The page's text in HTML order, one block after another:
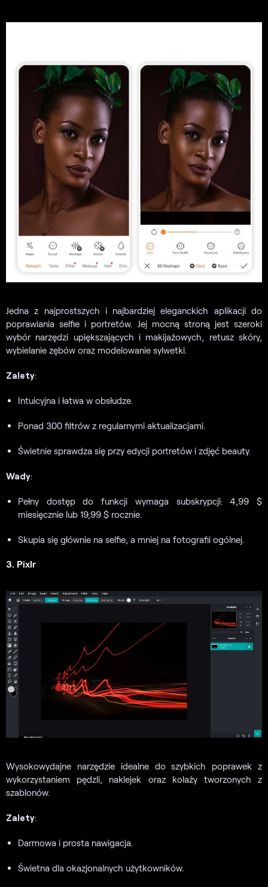
Jedna z najprostszych i najbardziej eleganckich aplikacji do
poprawiania selfie i portretów. Jej mocną stroną jest szeroki
wybór narzędzi upiększających i makijażowych, retusz skóry,
wybielanie zębów oraz modelowanie sylwetki.
Zalety:
Intuicyjna i łatwa w obsłudze.
Ponad 300 filtrów z regularnymi aktualizacjami.
Świetnie sprawdza się przy edycji portretów i zdjęć beauty.
Wady:
Pełny dostęp do funkcji wymaga subskrypcji: 4,99 $
miesięcznie lub 19,99 $ rocznie.
Skupia się głównie na selfie, a mniej na fotografii ogólnej.
3. Pixlr
Wysokowydajne narzędzie idealne do szybkich poprawek z
wykorzystaniem pędzli, naklejek oraz kolaży tworzonych z
szablonów.
Zalety:
Darmowa i prosta nawigacja.
Świetna dla okazjonalnych użytkowników.